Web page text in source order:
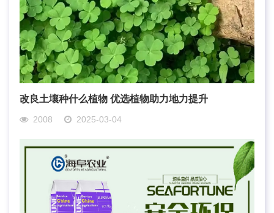
改良土壤种什么植物 优选植物助力地力提升
2008 2025-03-04